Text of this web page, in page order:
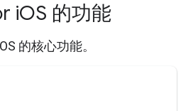
iOS 的功能
的核心功能。